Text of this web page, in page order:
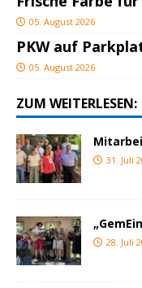
05. August 2026
PKW auf
05. August 2026
ZUM WEITERLESEN:
31. Juli
28. Juli